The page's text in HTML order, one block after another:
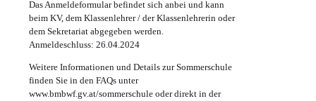
Das Anmeldeformular befindet sich anbei und kann
beim KV, dem Klassenlehrer / der Klassenlehrerin oder
dem Sekretariat abgegeben werden.
Anmeldeschluss: 26.04.2024
Weitere Informationen und Details zur Sommerschule
finden Sie in den FAQs unter
www.bmbwf.gv.at/sommerschule oder direkt in der